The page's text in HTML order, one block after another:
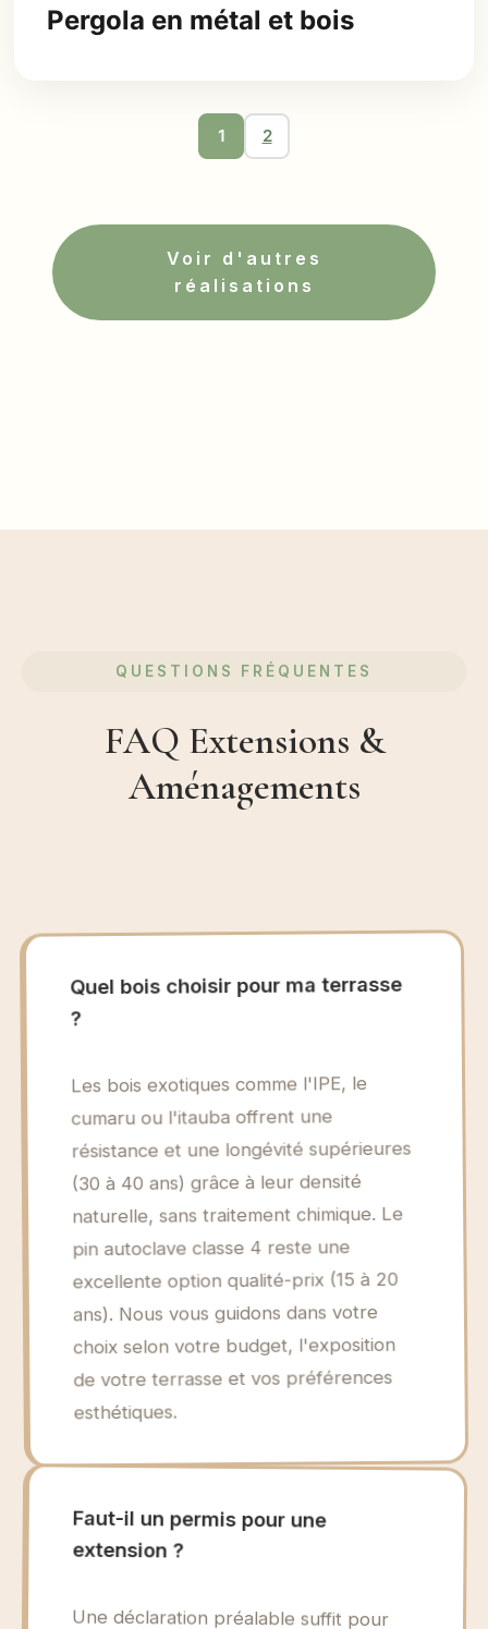
Pergola en métal et bois
1 2
Voir d'autres
réalisations
QUESTIONS FRÉQUENTES
FAQ Extensions &
Aménagements
Quel bois choisir pour ma terrasse
?
Les bois exotiques comme l'IPE, le
cumaru ou l'itauba offrent une
résistance et une longévité supérieures
(30 à 40 ans) grâce à leur densité
naturelle, sans traitement chimique. Le
pin autoclave classe 4 reste une
excellente option qualité-prix (15 à 20
ans). Nous vous guidons dans votre
choix selon votre budget, l'exposition
de votre terrasse et vos préférences
esthétiques.
Faut-il un permis pour une
extension ?
Une déclaration préalable suffit pour
une extension entre 5 et 40m² (20m²
en zone non PLU). Au-delà de 40m², un